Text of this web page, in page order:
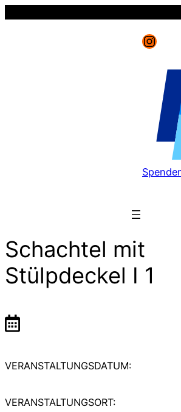
Schachtel mit
Stülpdeckel I 1
VERANSTALTUNGSDATUM:
VERANSTALTUNGSORT: